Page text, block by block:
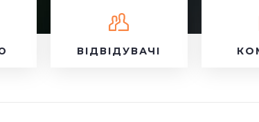
ВІДВІДУВАЧІ